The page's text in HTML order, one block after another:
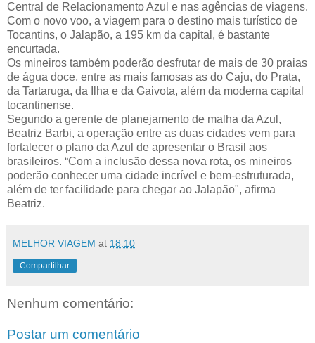
Central de Relacionamento Azul e nas agências de viagens.
Com o novo voo, a viagem para o destino mais turístico de
Tocantins, o Jalapão, a 195 km da capital, é bastante
encurtada.
Os mineiros também poderão desfrutar de mais de 30 praias
de água doce, entre as mais famosas as do Caju, do Prata,
da Tartaruga, da Ilha e da Gaivota, além da moderna capital
tocantinense.
Segundo a gerente de planejamento de malha da Azul,
Beatriz Barbi, a operação entre as duas cidades vem para
fortalecer o plano da Azul de apresentar o Brasil aos
brasileiros. “Com a inclusão dessa nova rota, os mineiros
poderão conhecer uma cidade incrível e bem-estruturada,
além de ter facilidade para chegar ao Jalapão", afirma
Beatriz.
MELHOR VIAGEM at 18:10
Compartilhar
Nenhum comentário:
Postar um comentário